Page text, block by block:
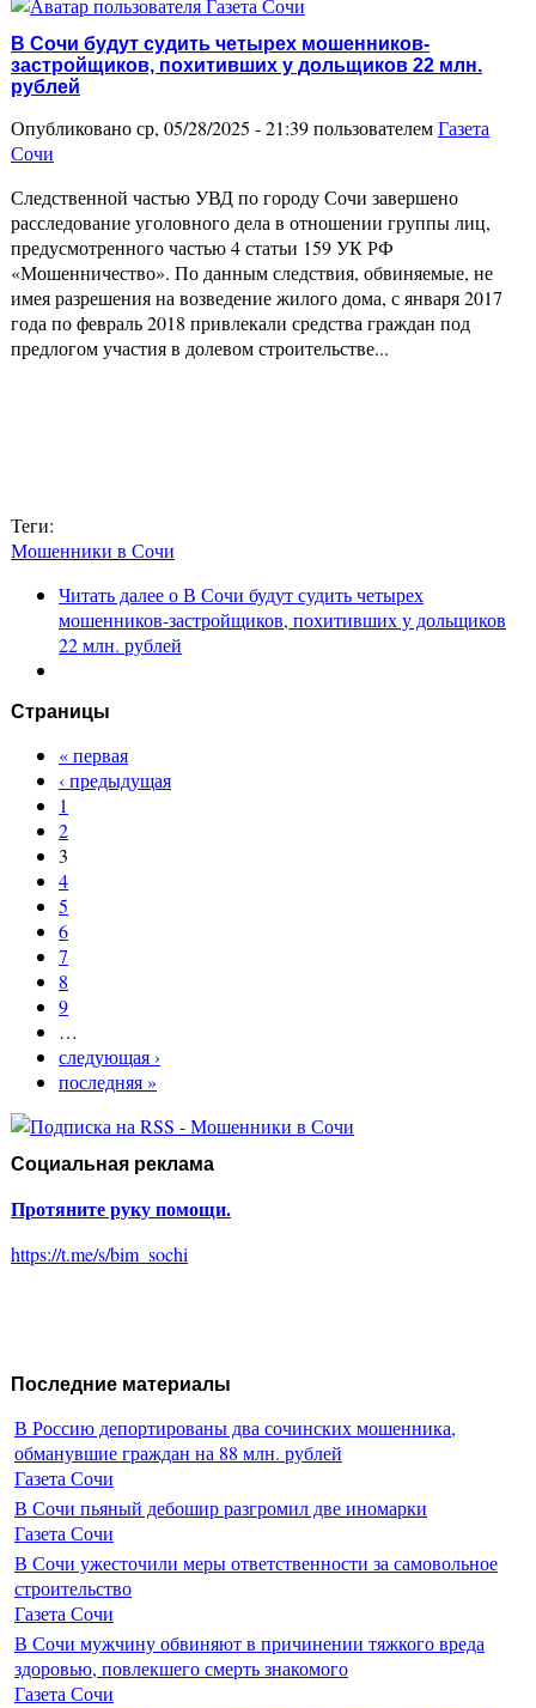
В Сочи будут судить четырех мошенников-
застройщиков, похитивших у дольщиков 22 млн.
рублей
Опубликовано ср, 05/28/2025 - 21:39 пользователемГазета
Сочи
Следственной частью УВД по городу Сочи завершено
расследование уголовного дела в отношении группы лиц,
предусмотренного частью 4 статьи 159 УК РФ
«Мошенничество». По данным следствия, обвиняемые, не
имея разрешения на возведение жилого дома, с января 2017
года по февраль 2018 привлекали средства граждан под
предлогом участия в долевом строительстве...
Теги:
Мошенники в Сочи
Читать далеео В Сочи будут судить четырех
мошенников-застройщиков, похитивших у дольщиков
22 млн. рублей
Страницы
« первая
‹ предыдущая
1
2
3
4
5
6
7
8
9
…
следующая ›
последняя »
Социальная реклама
Протяните руку помощи.
https://t.me/s/bim_sochi
Последние материалы
В Россию депортированы два сочинских мошенника,
обманувшие граждан на 88 млн. рублей
Газета Сочи
В Сочи пьяный дебошир разгромил две иномарки
Газета Сочи
В Сочи ужесточили меры ответственности за самовольное
строительство
Газета Сочи
В Сочи мужчину обвиняют в причинении тяжкого вреда
здоровью, повлекшего смерть знакомого
Газета Сочи